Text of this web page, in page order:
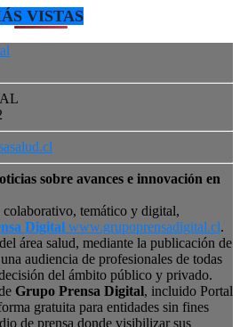
VISTAS
sobre avances e innovación en
colaborativo, temático y digital,
Digital www.grupoprensadigital.cl.
área salud, mediante la publicación de
audiencia de profesionales de todas
del ámbito público y privado.
Grupo Prensa Digital, incluido Portal
gratuita para entidades sin fines
de prensa donde visibilizar sus